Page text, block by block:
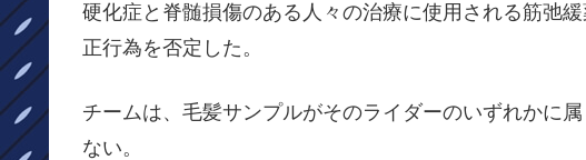
硬化症と脊髄損傷のある人々の治療に使用される筋弛
正行為を否定した。
チームは、毛髪サンプルがそのライダーのいずれかに
ない。